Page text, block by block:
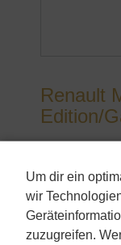
Um dir ein
wir
zuzugreifen.
Renault
Edition/
&nbsp2012-